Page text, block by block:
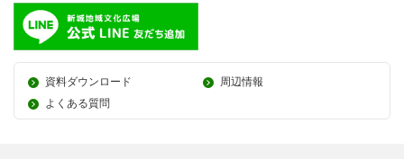
資料ダウンロード
周辺情報
よくある質問